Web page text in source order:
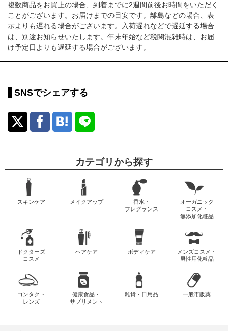
複数商品をお買上の場合、到着までに2週間前後お時間をいただく
ことがございます。お届けまでの目安です。離島などの場合、表
示よりも遅れる場合がございます。入荷遅れなどで遅延する場合
は、別途お知らせいたします。年末年始など税関混雑時は、お届
け予定日よりも遅延する場合がございます。
SNSでシェアする
カテゴリから探す
スキンケア メイクアップ
香水・
フレグランス
オーガニック
コスメ・
無添加化粧品
ドクターズ
コスメ
ヘアケア ボディケア
メンズコスメ・
男性用化粧品
コンタクト
レンズ
健康食品・
サプリメント
雑貨・日用品 一般市販薬